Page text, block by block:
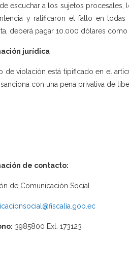
de escuchar a los sujetos
y ratificaron el fallo en
deberá pagar 10.000 dólares
jurídica
de violación está tipificado en el
con una pena privativa de
de contacto:
de Comunicación Social
3985800 Ext. 173123